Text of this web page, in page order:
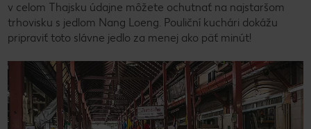
v celom Thajsku údajne môžete ochutnať na najstaršom
trhovisku s jedlom Nang Loeng. Pouliční kuchári dokážu
pripraviť toto slávne jedlo za menej ako päť minút!